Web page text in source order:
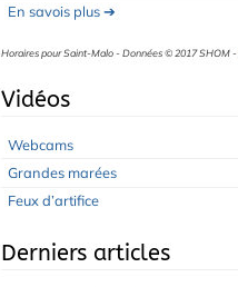
En savois plus ➔
Horaires pour Saint-Malo - Données © 2017 SHOM -
Vidéos
Webcams
Grandes marées
Feux d’artifice
Derniers articles